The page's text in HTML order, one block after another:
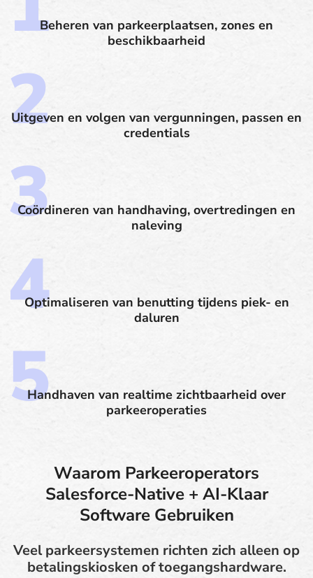
Beheren van parkeerplaatsen, zones en
beschikbaarheid
Uitgeven en volgen van vergunningen, passen en
credentials
Coördineren van handhaving, overtredingen en
naleving
Optimaliseren van benutting tijdens piek- en
daluren
Handhaven van realtime zichtbaarheid over
parkeeroperaties
Waarom Parkeeroperators
Salesforce-Native + AI-Klaar
Software Gebruiken
Veel parkeersystemen richten zich alleen op
betalingskiosken of toegangshardware.